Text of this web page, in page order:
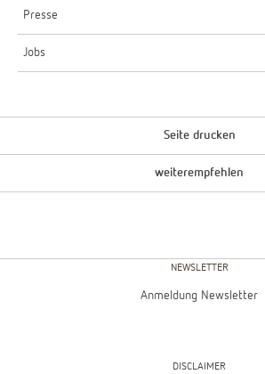
Presse
Jobs
Seite drucken
weiterempfehlen
NEWSLETTER
Anmeldung Newsletter
DISCLAIMER